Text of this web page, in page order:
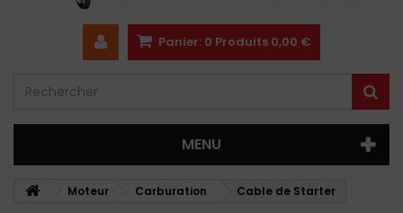
Panier: 0 Produits 0,00 €
MENU
Moteur Carburation Cable de Starter